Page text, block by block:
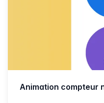
Animation compteur